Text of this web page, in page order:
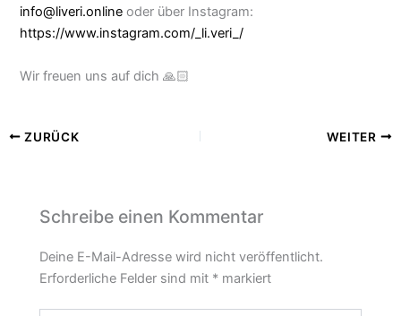
info@liveri.online oder über Instagram:
https://www.instagram.com/_li.veri_/
Wir freuen uns auf dich 🙏🏻
ZURÜCK WEITER
Schreibe einen Kommentar
Deine E-Mail-Adresse wird nicht veröffentlicht.
Erforderliche Felder sind mit * markiert